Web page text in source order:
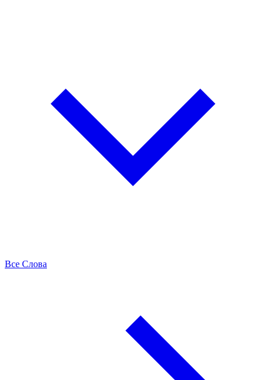
Все Слова